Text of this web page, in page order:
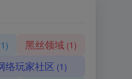
黑丝领域 (1)
络玩家社区 (1)